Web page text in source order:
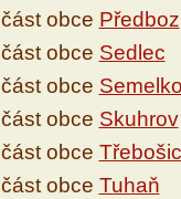
část obce Předboz
část obce Sedlec
část obce
část obce Skuhrov
část obce
část obce Tuhaň